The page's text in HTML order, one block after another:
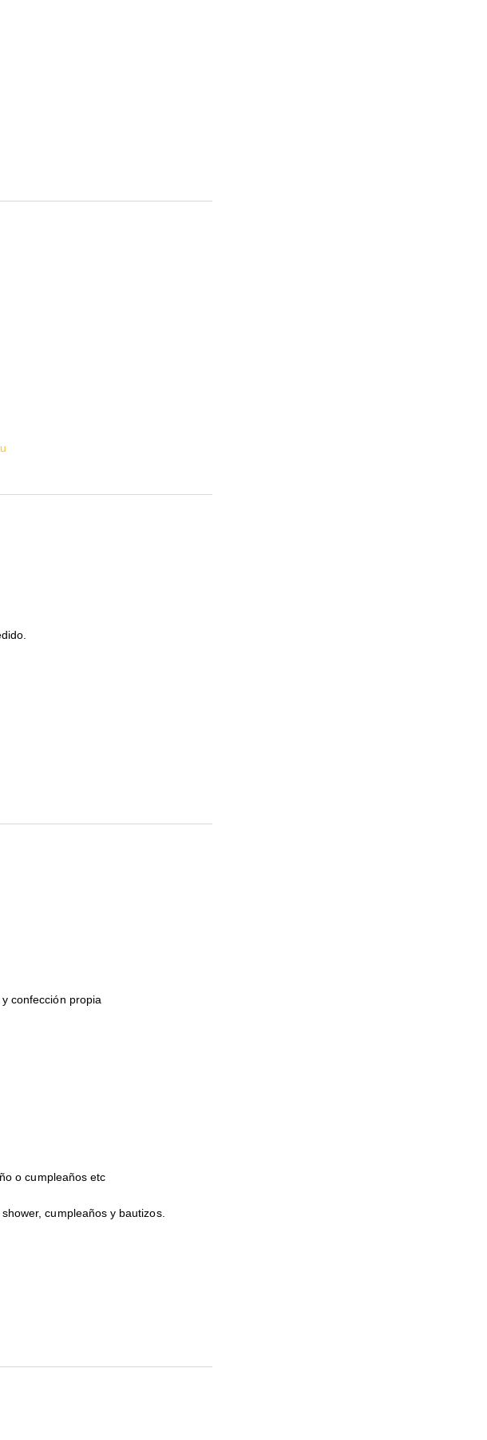
confección propia
o cumpleaños etc
cumpleaños y bautizos.